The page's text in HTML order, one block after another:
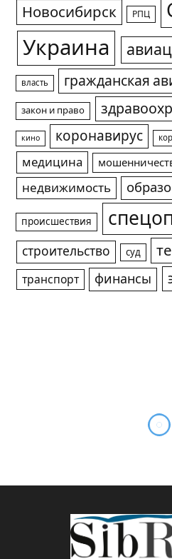
Новосибирск РПЦ
Украина
власть гражданская
закон и право
кино коронавирус
медицина
недвижимость
происшествия
строительство суд
транспорт финансы